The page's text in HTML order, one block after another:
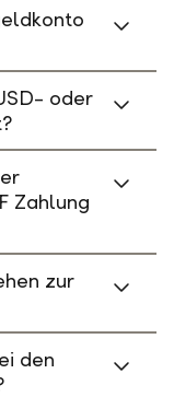
oder
Zahlung
zur
den